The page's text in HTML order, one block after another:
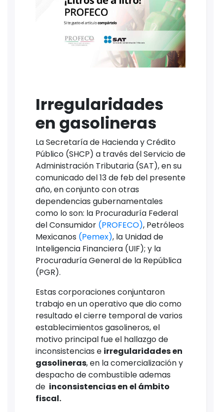
Irregularidades
en gasolineras
La Secretaría de Hacienda y Crédito
Público (SHCP) a través del Servicio de
Administración Tributaria (SAT), en su
comunicado del 13 de feb del presente
año, en conjunto con otras
dependencias gubernamentales
como lo son: la Procuraduría Federal
del Consumidor (PROFECO), Petróleos
Mexicanos (Pemex), la Unidad de
Inteligencia Financiera (UIF); y la
Procuraduría General de la República
(PGR).
Estas corporaciones conjuntaron
trabajo en un operativo que dio como
resultado el cierre temporal de varios
establecimientos gasolineros, el
motivo principal fue el hallazgo de
inconsistencias e irregularidades en
gasolineras, en la comercialización y
despacho de combustible ademas
de inconsistencias en el ámbito
fiscal.